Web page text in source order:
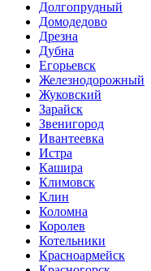
Долгопрудный
Домодедово
Дрезна
Дубна
Егорьевск
Железнодорожный
Жуковский
Зарайск
Звенигород
Ивантеевка
Истра
Кашира
Климовск
Клин
Коломна
Королев
Котельники
Красноармейск